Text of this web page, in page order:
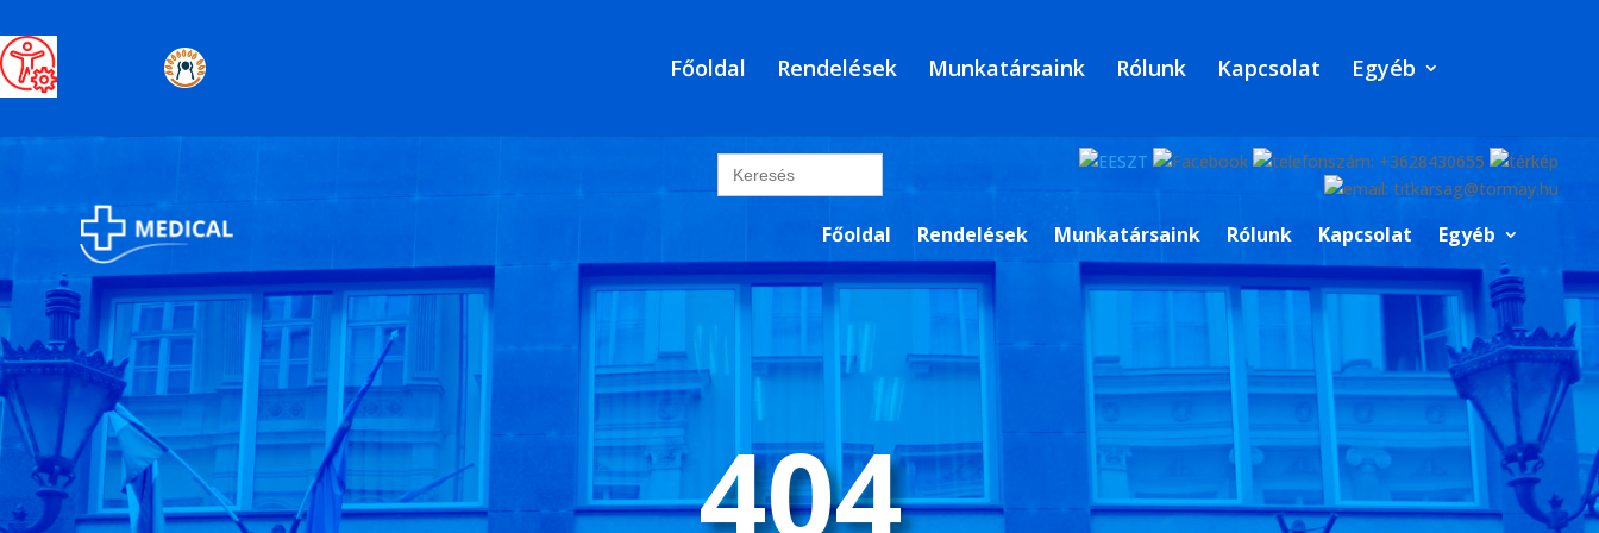
Főoldal Rendelések Munkatársaink Rólunk Kapcsolat Egyéb
Search
for:
Főoldal Rendelések Munkatársaink Rólunk Kapcsolat Egyéb
404